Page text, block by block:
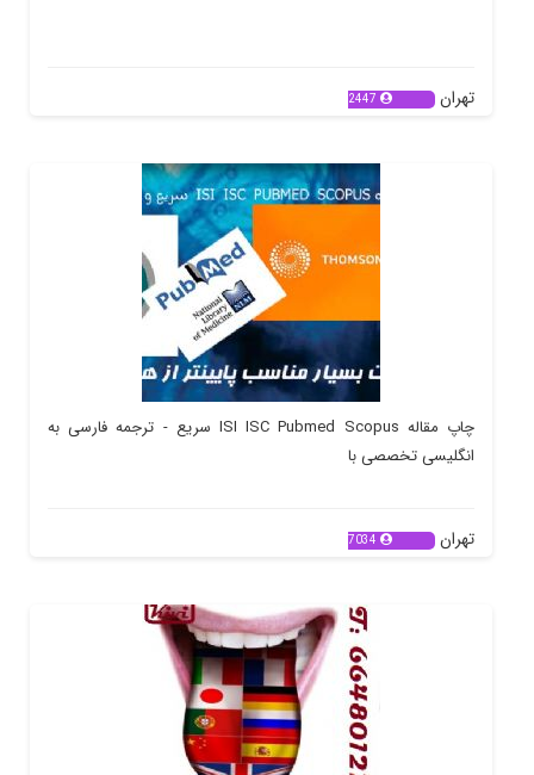
تهران 2447
چاپ مقاله ISI ISC Pubmed Scopus سریع - ترجمه فارسی به
انگلیسی تخصصی با
تهران 7034